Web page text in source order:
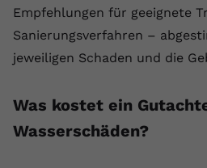
Empfehlungen für geeignete
Sanierungsverfahren –
jeweiligen Schaden und die
Was kostet ein
Wasserschäden?